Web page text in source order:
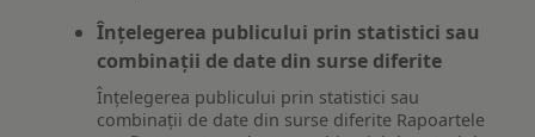
Înțelegerea publicului prin statistici sau
combinații de date din surse diferite
Înțelegerea publicului prin statistici sau
combinații de date din surse diferite Rapoartele